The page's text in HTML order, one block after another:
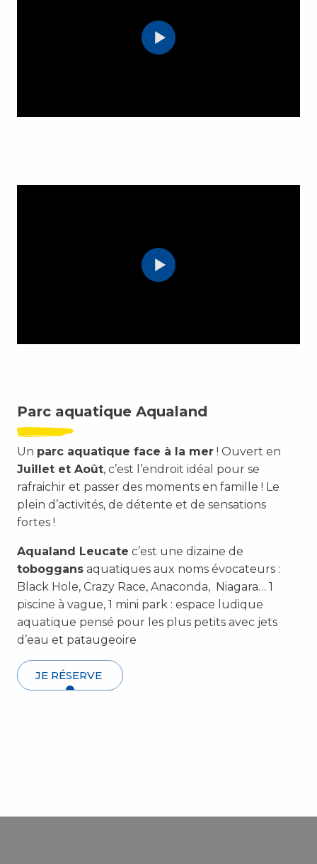
Parc aquatique Aqualand
Un parc aquatique face à la mer ! Ouvert en
Juillet et Août, c’est l’endroit idéal pour se
rafraichir et passer des moments en famille ! Le
plein d’activités, de détente et de sensations
fortes !
Aqualand Leucate c’est une dizaine de
toboggans aquatiques aux noms évocateurs :
Black Hole, Crazy Race, Anaconda, Niagara… 1
piscine à vague, 1 mini park : espace ludique
aquatique pensé pour les plus petits avec jets
d’eau et pataugeoire
JE RÉSERVE
Aqualand